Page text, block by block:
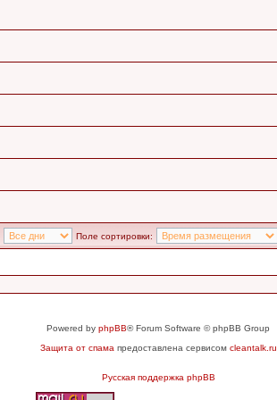
Поле сортировки:
Powered by phpBB® Forum Software © phpBB Group
Защита от спама предоставлена сервисом cleantalk.ru
Русская поддержка phpBB